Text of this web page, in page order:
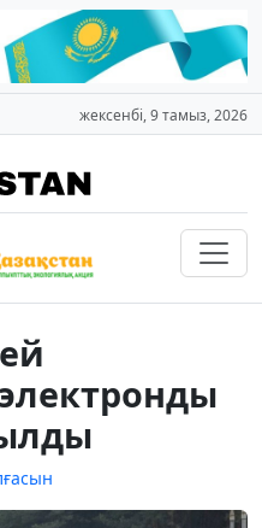
жексенбі, 9 тамыз, 2026